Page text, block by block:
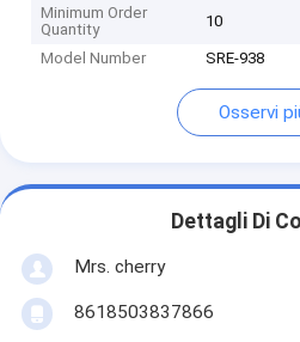
Minimum Order
Quantity
10
Model Number SRE-938
Osservi
Dettagli Di
Mrs. cherry
8618503837866